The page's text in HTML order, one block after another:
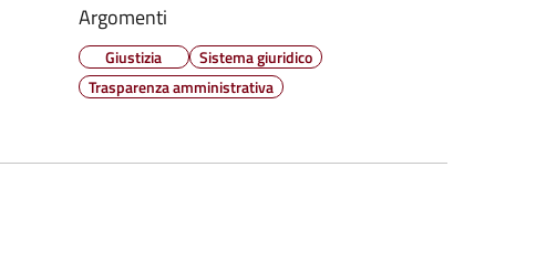
Argomenti
Giustizia
Sistema giuridico
Trasparenza amministrativa